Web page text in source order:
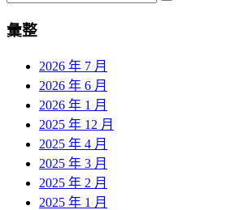
彙整
2026 年 7 月
2026 年 6 月
2026 年 1 月
2025 年 12 月
2025 年 4 月
2025 年 3 月
2025 年 2 月
2025 年 1 月